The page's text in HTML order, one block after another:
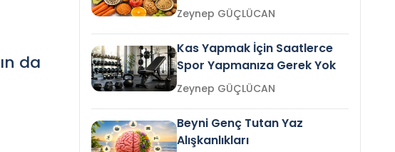
da
Zeynep GÜÇLÜCAN
Kas Yapmak İçin Saatlerce
Spor Yapmanıza Gerek Yok
Zeynep GÜÇLÜCAN
Beyni Genç Tutan Yaz
Alışkanlıkları